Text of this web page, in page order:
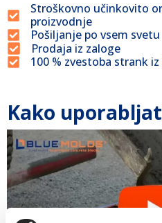
Stroškovno učinkovito
proizvodnje
Pošiljanje po vsem svetu
Prodaja iz zaloge
100 % zvestoba strank
Kako